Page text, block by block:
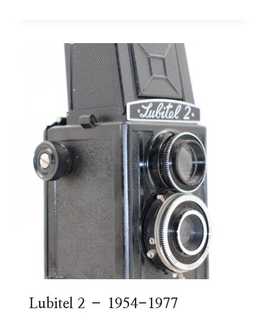
Lubitel 2 – 1954-1977